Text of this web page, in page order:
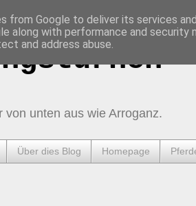
von unten aus wie Arroganz.
Über dies Blog Homepage
from Google to deliver its services
along with performance and
and address abuse.